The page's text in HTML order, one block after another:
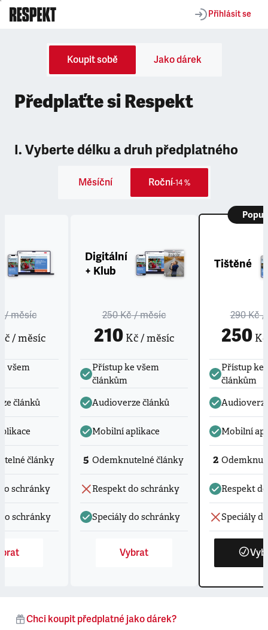
Přihlásit se
Koupit sobě Jako dárek
Předplaťte si Respekt
I. Vyberte délku a druh předplatného
Měsíční Roční-14 %
/ měsíc
/ měsíc
všem
článků
články
schránky
schránky
Digitální
+ Klub
250 Kč/ měsíc
210 Kč / měsíc
Přístup ke všem
článkům
Audioverze článků
Mobilní aplikace
5 Odemknutelné články
Respekt do schránky
Speciály do schránky
Vybrat
Tištěné
290 Kč/
250Kč
Přístup ke
článkům
Mobilní
2
Respekt
Speciály
Chci koupit předplatné jako dárek?